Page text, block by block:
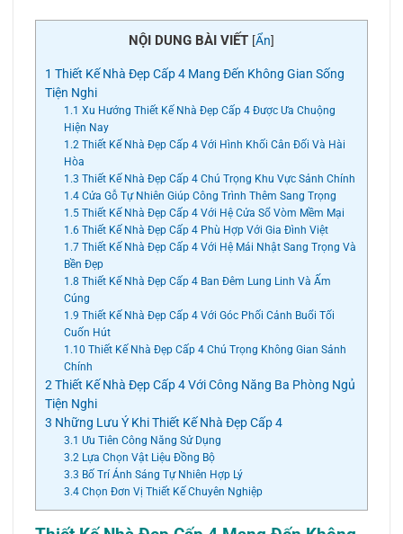
NỘI DUNG BÀI VIẾT [Ẩn]
1 Thiết Kế Nhà Đẹp Cấp 4 Mang Đến Không Gian Sống
Tiện Nghi
1.1 Xu Hướng Thiết Kế Nhà Đẹp Cấp 4 Được Ưa Chuộng
Hiện Nay
1.2Thiết Kế Nhà Đẹp Cấp 4 Với Hình Khối Cân Đối Và Hài
Hòa
1.3 Thiết Kế Nhà Đẹp Cấp 4 Chú Trọng Khu Vực Sảnh Chính
1.4Cửa Gỗ Tự Nhiên Giúp Công Trình Thêm Sang Trọng
1.5Thiết Kế Nhà Đẹp Cấp 4 Với Hệ Cửa Sổ Vòm Mềm Mại
1.6Thiết Kế Nhà Đẹp Cấp 4 Phù Hợp Với Gia Đình Việt
1.7Thiết Kế Nhà Đẹp Cấp 4 Với Hệ Mái Nhật Sang Trọng Và
Bền Đẹp
1.8 Thiết Kế Nhà Đẹp Cấp 4 Ban Đêm Lung Linh Và Ấm
Cúng
1.9 Thiết Kế Nhà Đẹp Cấp 4 Với Góc Phối Cảnh Buổi Tối
Cuốn Hút
1.10 Thiết Kế Nhà Đẹp Cấp 4 Chú Trọng Không Gian Sảnh
Chính
2 Thiết Kế Nhà Đẹp Cấp 4 Với Công Năng Ba Phòng Ngủ
Tiện Nghi
3 Những Lưu Ý Khi Thiết Kế Nhà Đẹp Cấp 4
3.1 Ưu Tiên Công Năng Sử Dụng
3.2Lựa Chọn Vật Liệu Đồng Bộ
3.3 Bố Trí Ánh Sáng Tự Nhiên Hợp Lý
3.4Chọn Đơn Vị Thiết Kế Chuyên Nghiệp